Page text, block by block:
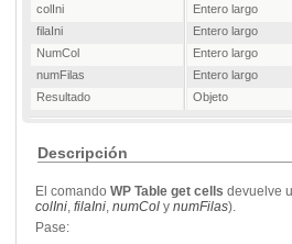
colIni
Entero largo
filaIni
Entero largo
NumCol
Entero largo
numFilas
Entero largo
Resultado
Objeto
Descripción
El comando WP Table get cells devuelve
colIni, filaIni, numCol y numFilas).
Pase: